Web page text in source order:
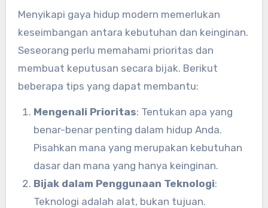
Menyikapi gaya hidup modern memerlukan
keseimbangan antara kebutuhan dan keinginan.
Seseorang perlu memahami prioritas dan
membuat keputusan secara bijak. Berikut
beberapa tips yang dapat membantu:
Mengenali Prioritas: Tentukan apa yang
benar-benar penting dalam hidup Anda.
Pisahkan mana yang merupakan kebutuhan
dasar dan mana yang hanya keinginan.
Bijak dalam Penggunaan Teknologi:
Teknologi adalah alat, bukan tujuan.